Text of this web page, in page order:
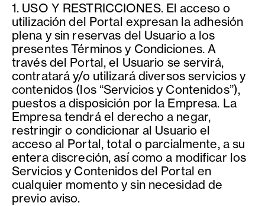
1. USO Y RESTRICCIONES. El acceso o
utilización del Portal expresan la adhesión
plena y sin reservas del Usuario a los
presentes Términos y Condiciones. A
través del Portal, el Usuario se servirá,
contratará y/o utilizará diversos servicios y
contenidos (los “Servicios y Contenidos”),
puestos a disposición por la Empresa. La
Empresa tendrá el derecho a negar,
restringir o condicionar al Usuario el
acceso al Portal, total o parcialmente, a su
entera discreción, así como a modificar los
Servicios y Contenidos del Portal en
cualquier momento y sin necesidad de
previo aviso.